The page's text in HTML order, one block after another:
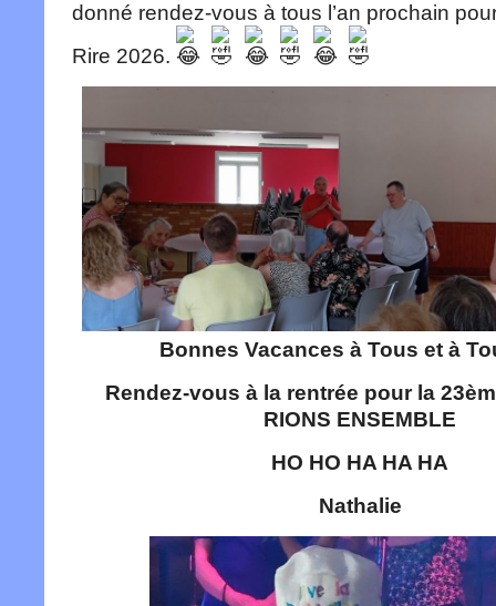
donné rendez-vous à tous l’an prochain
Rire 2026.
Bonnes Vacances à Tous et à
Rendez-vous à la rentrée pour la
RIONS ENSEMBLE
HO HO HA HA HA
Nathalie